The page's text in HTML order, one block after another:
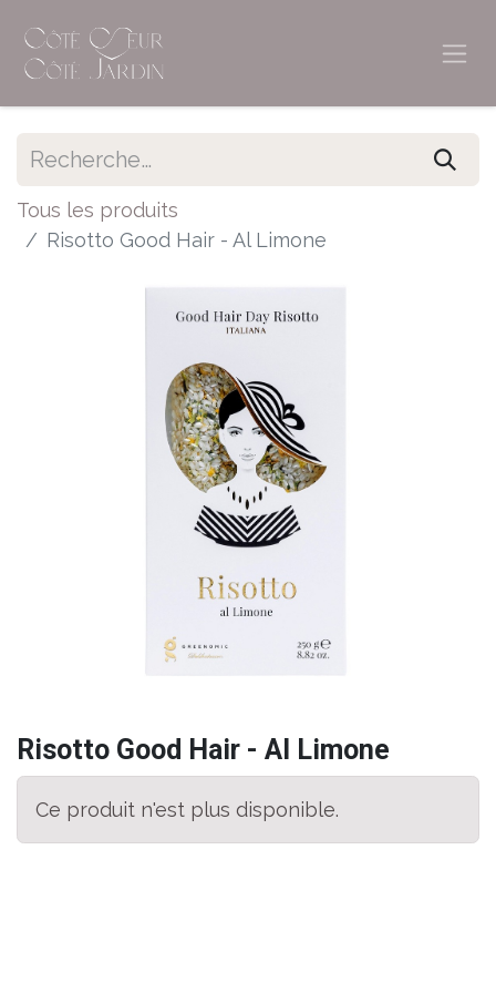
Tous les produits
Risotto Good Hair - Al Limone
Risotto Good Hair - Al Limone
Ce produit n'est plus disponible.